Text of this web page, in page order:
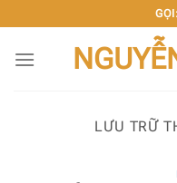
đến
nội
LƯU TRỮ